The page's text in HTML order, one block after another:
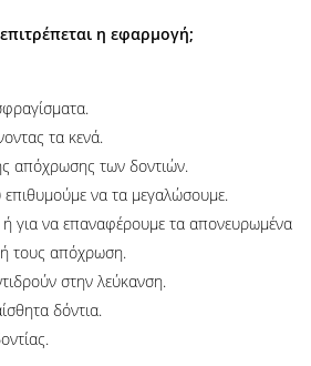
η εφαρμογή;
τα κενά.
απόχρωσης των δοντιών.
να τα μεγαλώσουμε.
ή για να επαναφέρουμε τα απονευρωμένα
τους απόχρωση.
στην λεύκανση.
δόντια.